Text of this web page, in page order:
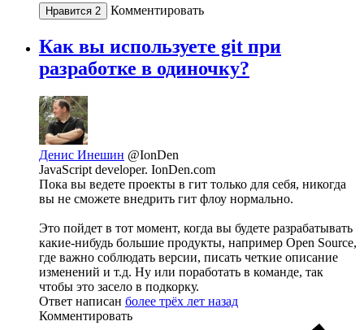
Нравится 2 Комментировать
Как вы используете git при
разработке в одиночку?
Денис Инешин @IonDen
JavaScript developer. IonDen.com
Пока вы ведете проекты в гит только для себя, никогда
вы не сможете внедрить гит флоу нормально.
Это пойдет в тот момент, когда вы будете разрабатывать
какие-нибудь большие продукты, например Open Source,
где важно соблюдать версии, писать четкие описание
изменений и т.д. Ну или поработать в команде, так
чтобы это засело в подкорку.
Ответ написан более трёх лет назад
Комментировать